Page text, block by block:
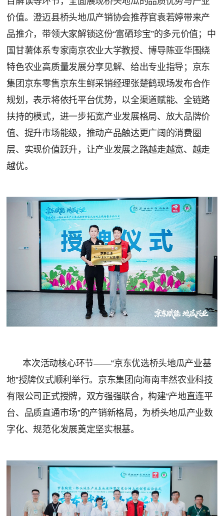
价值。澄迈县桥头地瓜产销协会推荐官袁若婷带来产
品推介，带领大家解锁这份“富硒珍宝”的多元价值；中
国甘薯体系专家南京农业大学教授、博导陈亚华围绕
特色农业高质量发展分享见解、给出专业指导；京东
集团京东零售京东生鲜采销经理张楚鹤现场发布合作
规划，表示将依托平台优势，以全渠道赋能、全链路
扶持的模式，进一步拓宽产业发展格局、放大品牌价
值、提升市场能级，推动产品触达更广阔的消费圈
层、实现价值跃升，让产业发展之路越走越宽、越走
越优。
本次活动核心环节——“京东优选桥头地瓜产业基
地”授牌仪式顺利举行。京东集团向海南丰然农业科技
有限公司正式授牌，双方强强联合，构建“产地直连平
台、品质直通市场”的产销新格局，为桥头地瓜产业数
字化、规范化发展奠定坚实根基。